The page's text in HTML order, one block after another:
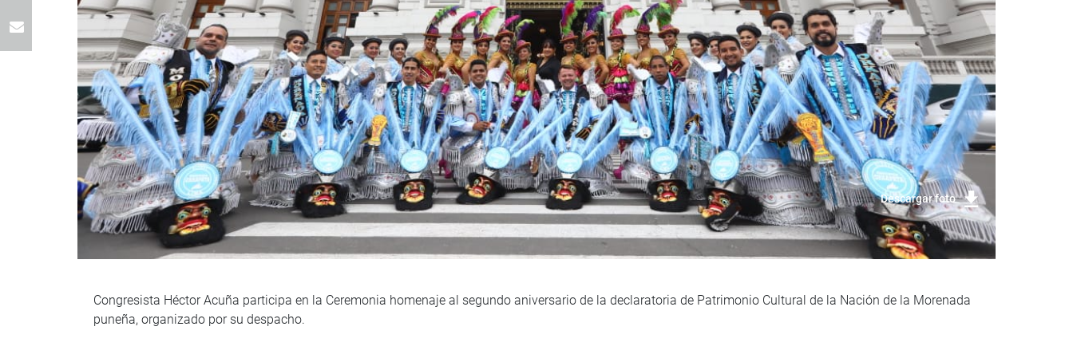
Descargar foto
Congresista Héctor Acuña participa en la Ceremonia homenaje al segundo aniversario de la declaratoria de Patrimonio Cultural de la Nación de la Morenada
puneña, organizado por su despacho.